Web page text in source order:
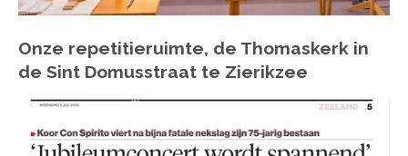
Onze repetitieruimte, de Thomaskerk in
de Sint Domusstraat te Zierikzee